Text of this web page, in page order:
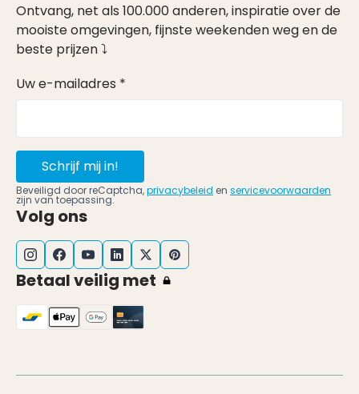
Ontvang, net als 100.000 anderen, inspiratie over de
mooiste omgevingen, fijnste weekenden weg en de
beste prijzen ⤵
Uw e-mailadres *
Schrijf mij in!
Beveiligd door reCaptcha,privacybeleid en servicevoorwaarden
zijn van toepassing.
Volg ons
Betaal veilig met